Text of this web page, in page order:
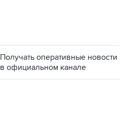
Получать оперативные новости
в официальном канале